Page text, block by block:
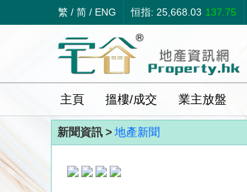
繁 / 简 / ENG 恒指: 25,668.03 137.75
主頁 搵樓/成交 業主放盤
新聞資訊 > 地產新聞